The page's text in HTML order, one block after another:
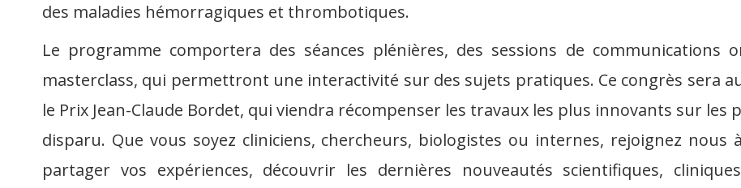
des maladies hémorragiques et thrombotiques.
Le programme comportera des séances plénières, des sessions de communications
masterclass, qui permettront une interactivité sur des sujets pratiques. Ce congrès sera
le Prix Jean-Claude Bordet, qui viendra récompenser les travaux les plus innovants sur
disparu. Que vous soyez cliniciens, chercheurs, biologistes ou internes, rejoignez
partager vos expériences, découvrir les dernières nouveautés scientifiques,